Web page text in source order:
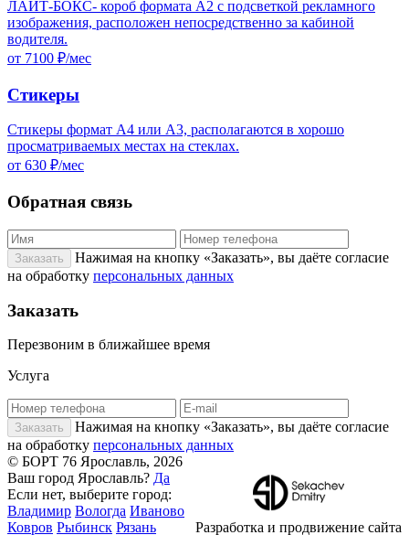
ЛАЙТ-БОКС- короб формата А2 с подсветкой рекламного
изображения, расположен непосредственно за кабиной
водителя.
от 7100 ₽/мес
Стикеры
Стикеры формат А4 или А3, располагаются в хорошо
просматриваемых местах на стеклах.
от 630 ₽/мес
Обратная связь
Нажимая на кнопку «Заказать», вы даёте согласие
на обработку персональных данных
Заказать
Перезвоним в ближайшее время
Услуга
Нажимая на кнопку «Заказать», вы даёте согласие
на обработку персональных данных
© БОРТ 76 Ярославль, 2026
Разработка и продвижение сайта
Ваш город Ярославль? Да
Если нет, выберите город:
Владимир Вологда Иваново
Ковров Рыбинск Рязань